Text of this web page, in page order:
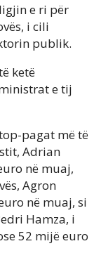
e ri për
i cili
publik.
ketë
e tij
pagat më të
Adrian
në muaj,
Agron
në muaj, si
Hamza, i
52 mijë euro